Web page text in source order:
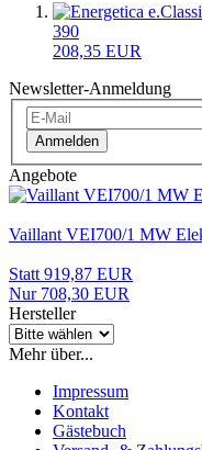
390
208,35 EUR
Newsletter-Anmeldung
Anmelden
Angebote
Vaillant VEI700/1 MW
Statt 919,87 EUR
Nur 708,30 EUR
Hersteller
Mehr über...
Impressum
Kontakt
Gästebuch